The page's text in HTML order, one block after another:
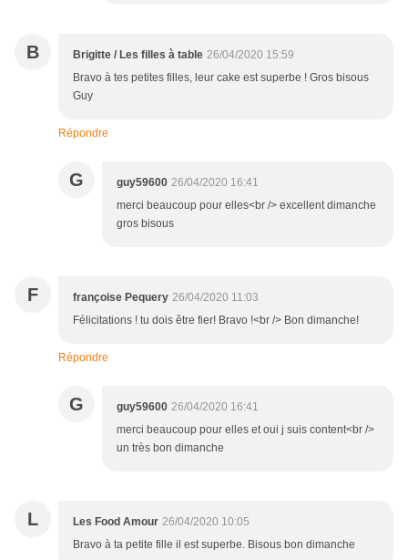
B Brigitte / Les filles à table 26/04/2020 15:59
Bravo à tes petites filles, leur cake est superbe ! Gros bisous
Guy
Répondre
G guy59600 26/04/2020 16:41
merci beaucoup pour elles<br /> excellent dimanche
gros bisous
F françoise Pequery 26/04/2020 11:03
Félicitations ! tu dois être fier! Bravo !<br /> Bon dimanche!
Répondre
G guy59600 26/04/2020 16:41
merci beaucoup pour elles et oui j suis content<br />
un très bon dimanche
L Les Food Amour 26/04/2020 10:05
Bravo à ta petite fille il est superbe. Bisous bon dimanche